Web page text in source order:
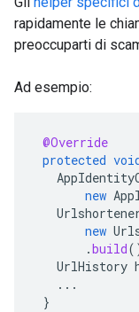
rapidamente le
preoccuparti di
Ad esempio:
@Override
protected
new
new
.build
UrlHistory
...
}